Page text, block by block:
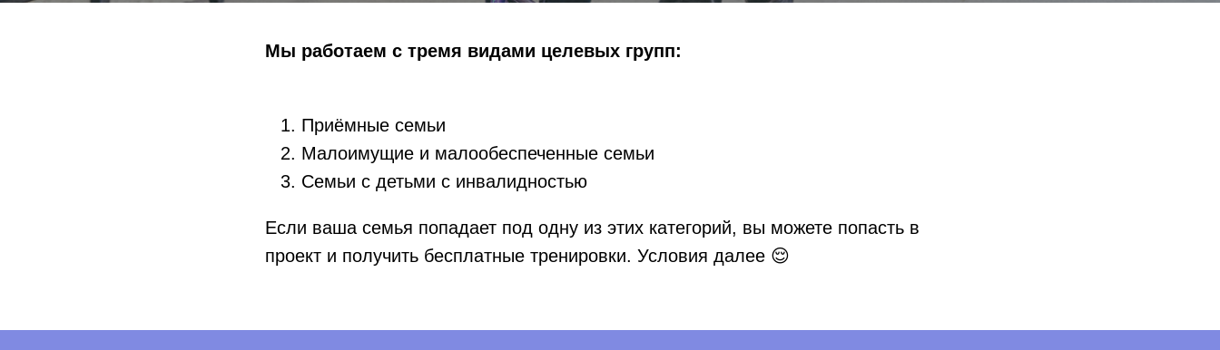
Мы работаем с тремя видами целевых групп:
Приёмные семьи
Малоимущие и малообеспеченные семьи
Семьи с детьми с инвалидностью
Если ваша семья попадает под одну из этих категорий, вы можете попасть в
проект и получить бесплатные тренировки. Условия далее 😌